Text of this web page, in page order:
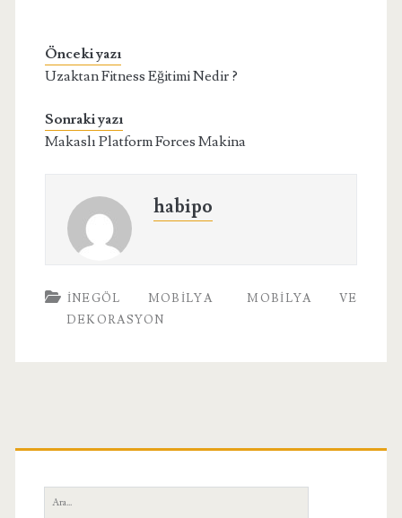
Önceki yazı
Uzaktan Fitness Eğitimi Nedir ?
Sonraki yazı
Makaslı Platform Forces Makina
habipo
İNEGÖL MOBILYA
MOBILYA VE
DEKORASYON
Birincil
Yan
Ara: